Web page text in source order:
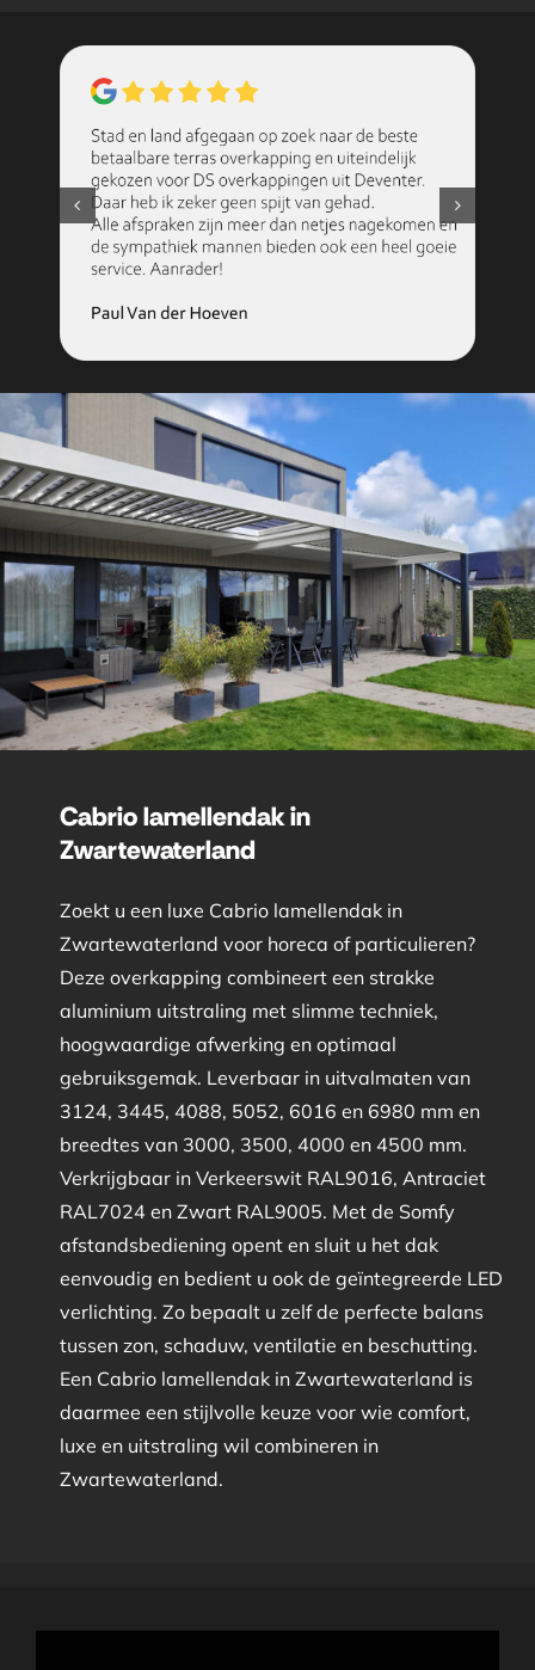
Cabrio lamellendak in
Zwartewaterland
Zoekt u een luxe Cabrio lamellendak in
Zwartewaterland voor horeca of particulieren?
Deze overkapping combineert een strakke
aluminium uitstraling met slimme techniek,
hoogwaardige afwerking en optimaal
gebruiksgemak. Leverbaar in uitvalmaten van
3124, 3445, 4088, 5052, 6016 en 6980 mm en
breedtes van 3000, 3500, 4000 en 4500 mm.
Verkrijgbaar in Verkeerswit RAL9016, Antraciet
RAL7024 en Zwart RAL9005. Met de Somfy
afstandsbediening opent en sluit u het dak
eenvoudig en bedient u ook de geïntegreerde LED
verlichting. Zo bepaalt u zelf de perfecte balans
tussen zon, schaduw, ventilatie en beschutting.
Een Cabrio lamellendak in Zwartewaterland is
daarmee een stijlvolle keuze voor wie comfort,
luxe en uitstraling wil combineren in
Zwartewaterland.